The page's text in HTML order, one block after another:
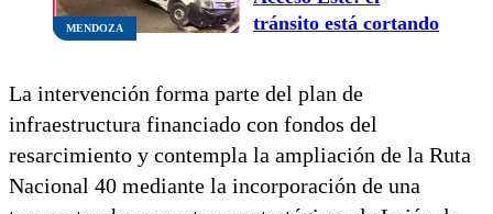
MENDOZA
tránsito está cortando
La intervención forma parte del plan de
infraestructura financiado con fondos del
resarcimiento y contempla la ampliación de la Ruta
Nacional 40 mediante la incorporación de una